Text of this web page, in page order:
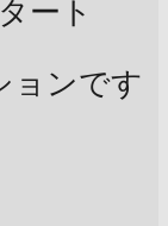
ート
ョンです